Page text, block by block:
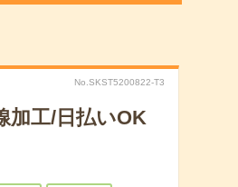
No.SKST5200822-T3
加工/日払いOK